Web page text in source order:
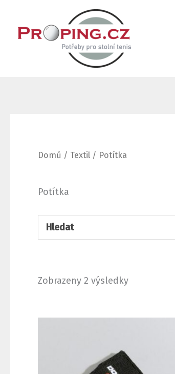
Domů / Textil / Potítka
Potítka
Hledat
Zobrazeny 2 výsledky